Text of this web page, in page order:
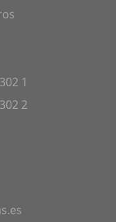
1
2